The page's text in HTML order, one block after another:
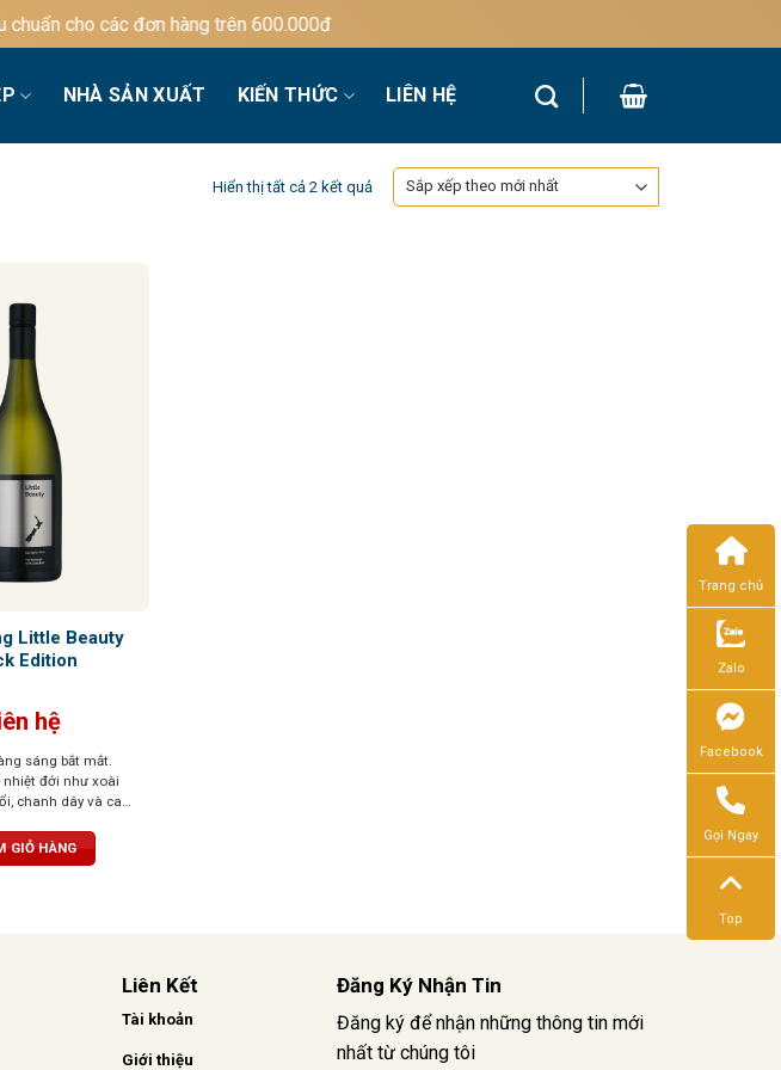
cho các đơn hàng trên 600.000đ
NHÀ SẢN XUẤT KIẾN THỨC LIÊN HỆ
Hiển thị tất cả 2 kết quảĐã
sắp
Little Beauty
Edition
hệ
sáng bắt mắt.
nhiệt đới như xoài
chanh dây và cam
Vị vang đậm đà và
vị dài lâu với cam
GIỎ HÀNG
Liên Kết
Tài khoản
Giới thiệu
Đăng Ký Nhận Tin
Đăng ký để nhận những thông tin mới
nhất từ chúng tôi
Trang chủ
Zalo
Facebook
Gọi Ngay
Top